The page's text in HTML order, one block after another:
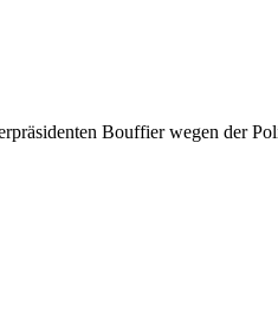
Bouffier wegen der